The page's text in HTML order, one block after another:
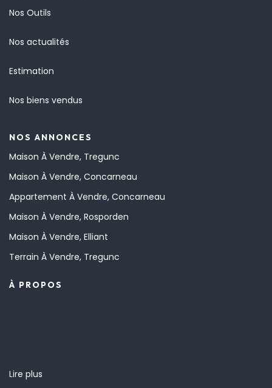
Nos Outils
Nos actualités
Estimation
Nos biens vendus
NOS ANNONCES
Maison À Vendre, Tregunc
Maison À Vendre, Concarneau
Appartement À Vendre, Concarneau
Maison À Vendre, Rosporden
Maison À Vendre, Elliant
Terrain À Vendre, Tregunc
À PROPOS
Lire plus